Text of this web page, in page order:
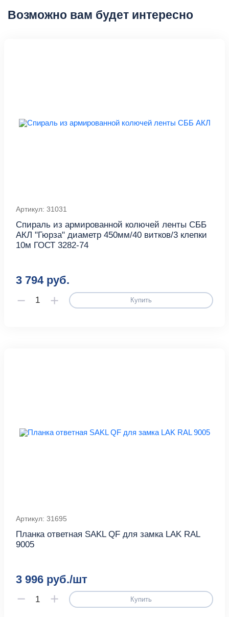
Возможно вам будет интересно
Артикул: 31031
Спираль из армированной колючей ленты СББ
АКЛ "Гюрза" диаметр 450мм/40 витков/3 клепки
10м ГОСТ 3282-74
3 794 руб.
Купить
Артикул: 31695
Планка ответная SAKL QF для замка LAK RAL
9005
3 996 руб./шт
Купить